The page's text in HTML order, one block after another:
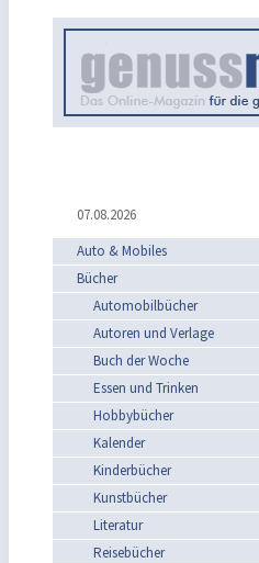
07.08.2026
Auto & Mobiles
Bücher
Automobilbücher
Autoren und Verlage
Buch der Woche
Essen und Trinken
Hobbybücher
Kalender
Kinderbücher
Kunstbücher
Literatur
Reisebücher